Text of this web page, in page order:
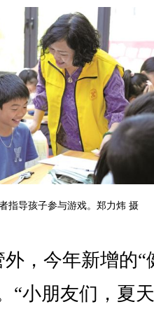
指导孩子参与游戏。郑力炜 摄
，今年新增的“
“小朋友们，夏